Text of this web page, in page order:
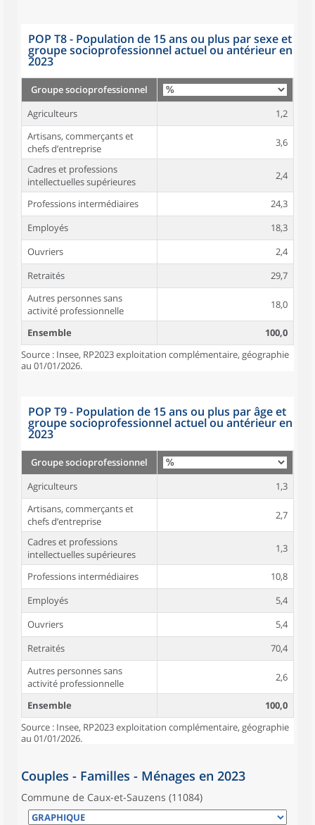
POP T8 - Population de 15 ans ou plus par sexe et
groupe socioprofessionnel actuel ou antérieur en
2023
Groupe socioprofessionnel
Agriculteurs
1,2
Artisans, commerçants et
chefs d’entreprise
3,6
Cadres et professions
intellectuelles supérieures
2,4
Professions intermédiaires
24,3
Employés
18,3
Ouvriers
2,4
Retraités
29,7
Autres personnes sans
activité professionnelle
18,0
Ensemble
100,0
Source : Insee, RP2023 exploitation complémentaire, géographie
au 01/01/2026.
POP T9 - Population de 15 ans ou plus par âge et
groupe socioprofessionnel actuel ou antérieur en
2023
Groupe socioprofessionnel
Agriculteurs
1,3
Artisans, commerçants et
chefs d’entreprise
2,7
Cadres et professions
intellectuelles supérieures
1,3
Professions intermédiaires
10,8
Employés
5,4
Ouvriers
5,4
Retraités
70,4
Autres personnes sans
activité professionnelle
2,6
Ensemble
100,0
Source : Insee, RP2023 exploitation complémentaire, géographie
au 01/01/2026.
Couples - Familles - Ménages en 2023
Commune de Caux-et-Sauzens (11084)